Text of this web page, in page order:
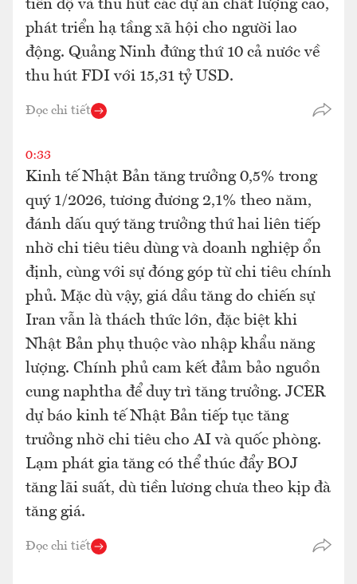
tiến độ và thu hút các dự án chất lượng cao,
phát triển hạ tầng xã hội cho người lao
động. Quảng Ninh đứng thứ 10 cả nước về
thu hút FDI với 15,31 tỷ USD.
Đọc chi tiết
0:33
Kinh tế Nhật Bản tăng trưởng 0,5% trong
quý 1/2026, tương đương 2,1% theo năm,
đánh dấu quý tăng trưởng thứ hai liên tiếp
nhờ chi tiêu tiêu dùng và doanh nghiệp ổn
định, cùng với sự đóng góp từ chi tiêu chính
phủ. Mặc dù vậy, giá dầu tăng do chiến sự
Iran vẫn là thách thức lớn, đặc biệt khi
Nhật Bản phụ thuộc vào nhập khẩu năng
lượng. Chính phủ cam kết đảm bảo nguồn
cung naphtha để duy trì tăng trưởng. JCER
dự báo kinh tế Nhật Bản tiếp tục tăng
trưởng nhờ chi tiêu cho AI và quốc phòng.
Lạm phát gia tăng có thể thúc đẩy BOJ
tăng lãi suất, dù tiền lương chưa theo kịp đà
tăng giá.
Đọc chi tiết